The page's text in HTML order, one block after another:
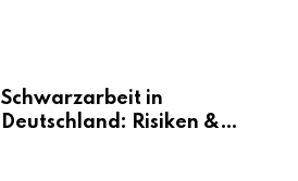
Schwarzarbeit in
Deutschland: Risiken &